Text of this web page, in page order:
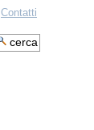
Contatti